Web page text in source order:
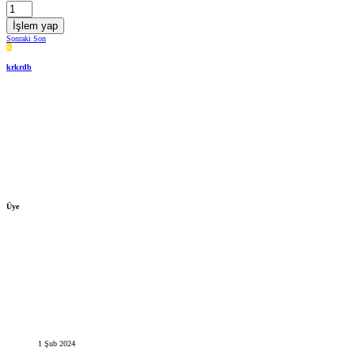
İşlem yap
Sonraki Son
K
krkrdb
Üye
1 Şub 2024